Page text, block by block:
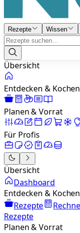
Rezepte Wissen
Übersicht
Entdecken & Kochen
Planen & Vorrat
Für Profis
Übersicht
Dashboard
Entdecken & Kochen
Rezepte
Rezepte
Planen & Vorrat